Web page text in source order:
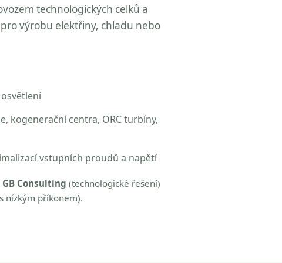
technologických celků a
výrobu elektřiny, chladu nebo
kogenerační centra, ORC turbíny,
vstupních proudů a napětí
GB Consulting (technologické řešení)
nízkým příkonem).